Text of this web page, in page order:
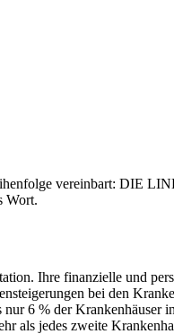
vereinbart: DIE
Wort.
Ihre finanzielle und
bei den
6 % der
als jedes zweite